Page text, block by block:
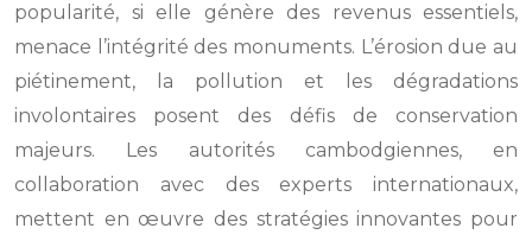
popularité, si elle génère des revenus essentiels,
menace l’intégrité des monuments. L’érosion due au
piétinement, la pollution et les dégradations
involontaires posent des défis de conservation
majeurs. Les autorités cambodgiennes, en
collaboration avec des experts internationaux,
mettent en œuvre des stratégies innovantes pour